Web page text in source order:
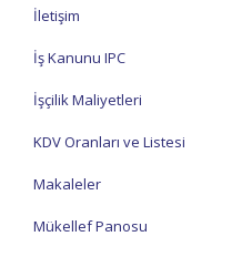
İletişim
İş Kanunu IPC
İşçilik Maliyetleri
KDV Oranları ve Listesi
Makaleler
Mükellef Panosu